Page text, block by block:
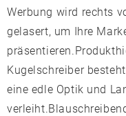
Werbung wird rechts
gelasert, um Ihre
Kugelschreiber
eine edle Optik und